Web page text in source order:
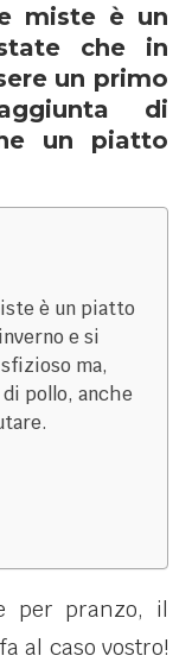
miste è un
che in
un primo
di
un piatto
è un piatto
e si
ma,
pollo, anche
per pranzo, il
fa al caso vostro!